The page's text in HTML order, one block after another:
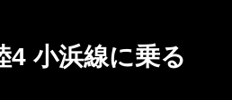
4 小浜線に乗る